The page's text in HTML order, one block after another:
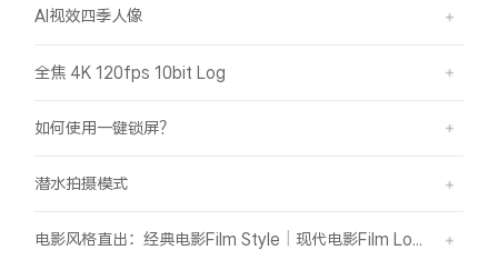
AI视效四季人像
全焦 4K 120fps 10bit Log
如何使用一键锁屏？
潜水拍摄模式
电影风格直出：经典电影Film Style｜现代电影Film Look